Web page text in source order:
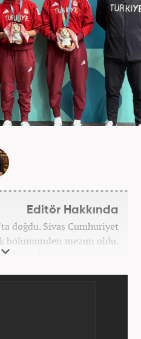
Editör Hakkında
doğdu. Sivas Cumhuriyet
bölümünden mezun oldu.
başladıktan sonra çeşitli